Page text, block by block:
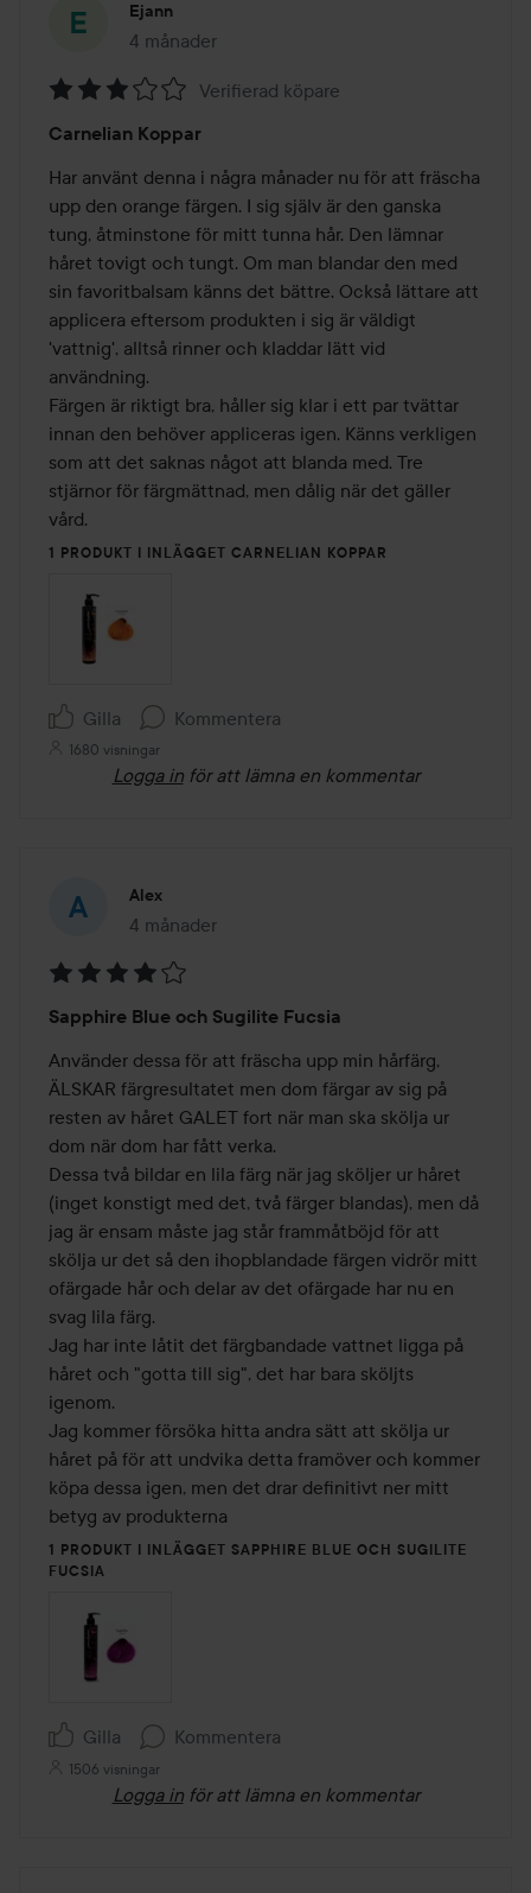
Ejann
4 månader
Inlägget skapades 4 månader
3
av
5
Verifierad köpare
Carnelian Koppar
Har använt denna i några månader nu för att fräscha
upp den orange färgen. I sig själv är den ganska
tung, åtminstone för mitt tunna hår. Den lämnar
håret tovigt och tungt. Om man blandar den med
sin favoritbalsam känns det bättre. Också lättare att
applicera eftersom produkten i sig är väldigt
'vattnig', alltså rinner och kladdar lätt vid
användning.
Färgen är riktigt bra, håller sig klar i ett par tvättar
innan den behöver appliceras igen. Känns verkligen
som att det saknas något att blanda med. Tre
stjärnor för färgmättnad, men dålig när det gäller
vård.
1 PRODUKT I INLÄGGET CARNELIAN KOPPAR
Gilla Kommentera
1680 visningar
Logga in för att lämna en kommentar
Alex
4 månader
Inlägget skapades 4 månader
4
av
5
Sapphire Blue och Sugilite Fucsia
Använder dessa för att fräscha upp min hårfärg,
ÄLSKAR färgresultatet men dom färgar av sig på
resten av håret GALET fort när man ska skölja ur
dom när dom har fått verka.
Dessa två bildar en lila färg när jag sköljer ur håret
(inget konstigt med det, två färger blandas), men då
jag är ensam måste jag står frammåtböjd för att
skölja ur det så den ihopblandade färgen vidrör mitt
ofärgade hår och delar av det ofärgade har nu en
svag lila färg.
Jag har inte låtit det färgbandade vattnet ligga på
håret och "gotta till sig", det har bara sköljts
igenom.
Jag kommer försöka hitta andra sätt att skölja ur
håret på för att undvika detta framöver och kommer
köpa dessa igen, men det drar definitivt ner mitt
betyg av produkterna
1 PRODUKT I INLÄGGET SAPPHIRE BLUE OCH SUGILITE
FUCSIA
Gilla Kommentera
1506 visningar
Logga in för att lämna en kommentar